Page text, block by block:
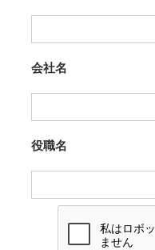
会社名
役職名